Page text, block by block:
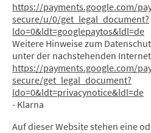
https://payments.google.com/
secure/u/0/get_legal_document?
ldo=0&ldt=googlepaytos&ldl=de
Weitere Hinweise zum
unter der nachstehenden
https://payments.google.com/
secure/get_legal_document?
ldo=0&ldt=privacynotice&ldl=de
- Klarna
Auf dieser Website stehen eine